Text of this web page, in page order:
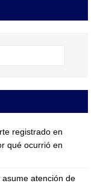
registrado en
qué ocurrió en
atención de